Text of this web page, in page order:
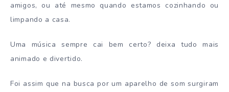
amigos, ou até mesmo quando estamos cozinhando ou
limpando a casa.
Uma música sempre cai bem certo? deixa tudo mais
animado e divertido.
Foi assim que na busca por um aparelho de som surgiram